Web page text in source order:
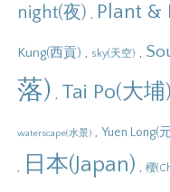
night(夜) , Plant &
Kung(西貢) , sky(天空) ,
落) , Tai Po(大埔)
waterscape(水景) ,Yuen Long(
, 日本(Japan) ,櫻